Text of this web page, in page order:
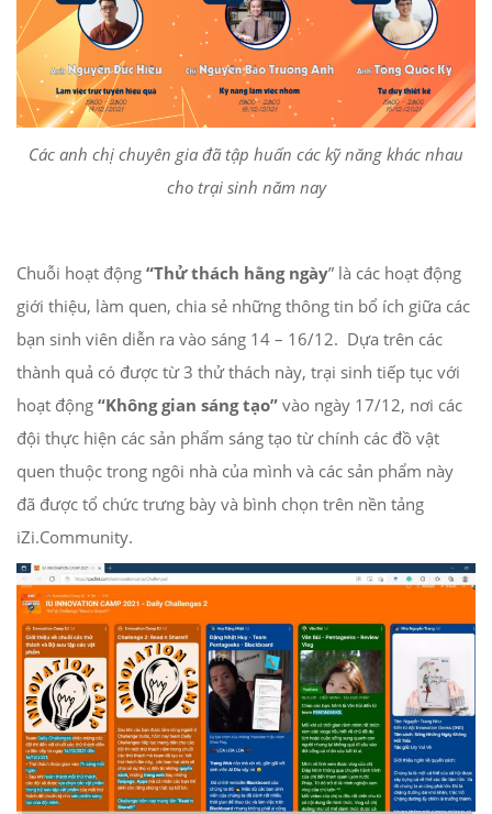
Các anh chị chuyên gia đã tập huấn các kỹ năng khác nhau
cho trại sinh năm nay
Chuỗi hoạt động “Thử thách hằng ngày” là các hoạt động
giới thiệu, làm quen, chia sẻ những thông tin bổ ích giữa các
bạn sinh viên diễn ra vào sáng 14 – 16/12. Dựa trên các
thành quả có được từ 3 thử thách này, trại sinh tiếp tục với
hoạt động “Không gian sáng tạo” vào ngày 17/12, nơi các
đội thực hiện các sản phẩm sáng tạo từ chính các đồ vật
quen thuộc trong ngôi nhà của mình và các sản phẩm này
đã được tổ chức trưng bày và bình chọn trên nền tảng
iZi.Community.